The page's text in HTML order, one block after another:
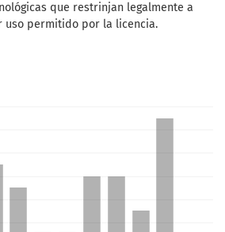
que restrinjan legalmente a
uso permitido por la licencia.